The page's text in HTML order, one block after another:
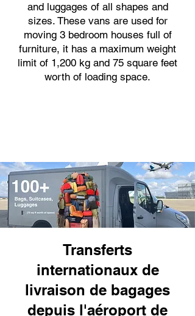
and luggages of all shapes and
sizes. These vans are used for
moving 3 bedroom houses full of
furniture, it has a maximum weight
limit of 1,200 kg and 75 square feet
worth of loading space.
Transferts
internationaux de
livraison de bagages
depuis l'aéroport de